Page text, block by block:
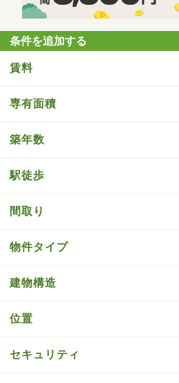
条件を追加する
賃料
専有面積
築年数
駅徒歩
間取り
物件タイプ
建物構造
位置
セキュリティ